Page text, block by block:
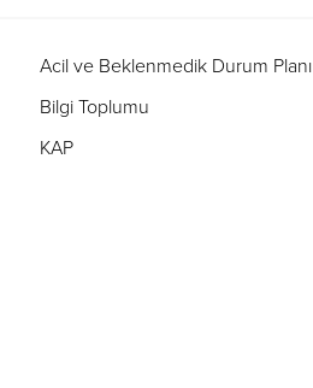
Acil ve Beklenmedik Durum Planı
Bilgi Toplumu
KAP